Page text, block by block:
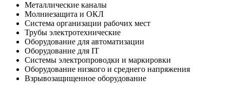
Металлические каналы
Молниезащита и ОКЛ
Система организации рабочих мест
Трубы электротехнические
Оборудование для автоматизации
Оборудование для IT
Системы электропроводки и маркировки
Оборудование низкого и среднего напряжения
Взрывозащищенное оборудование